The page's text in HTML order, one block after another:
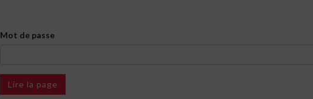
Mot de passe
Lire la page